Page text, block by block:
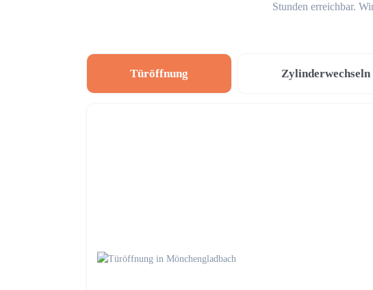
Stunden erreichbar.
Türöffnung Zylinderwechseln